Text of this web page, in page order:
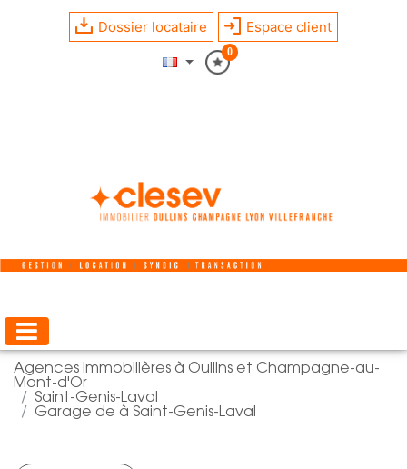
Dossier locataire Espace client
0
Agences immobilières à Oullins et Champagne-au-
Mont-d'Or
Saint-Genis-Laval
Garage de à Saint-Genis-Laval